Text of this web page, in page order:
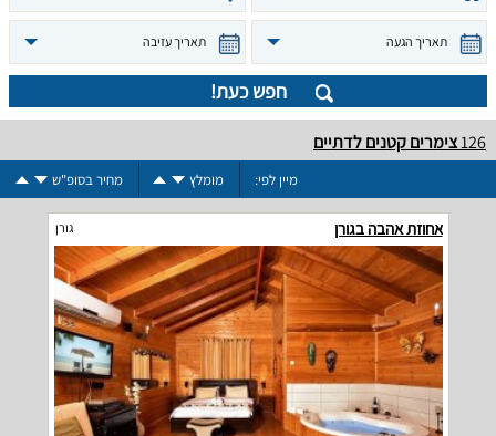
תאריך הגעה תאריך עזיבה
חפש כעת!
126צימרים קטנים לדתיים
מיין לפי: מומלץ מחיר בסופ"ש
אחוזת אהבה בגורן גורן